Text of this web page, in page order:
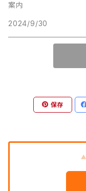
案内
2024/9/30
保存